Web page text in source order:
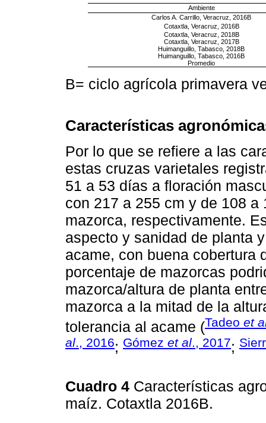
Ambiente
Carlos A. Carrillo, Veracruz, 2016B
Cotaxtla, Veracruz, 2016B
Cotaxtla, Veracruz, 2018B
Cotaxtla, Veracruz, 2017B
Huimanguillo, Tabasco, 2018B
Huimanguillo, Tabasco, 2016B
Promedio
B= ciclo agrícola primavera
Características
Por lo que se refiere a las
estas cruzas varietales
51 a 53 días a floración
con 217 a 255 cm y de 108
mazorca, respectivamente.
aspecto y sanidad de planta
acame, con buena cobertura
porcentaje de mazorcas
mazorca/altura de planta
mazorca a la mitad de la
tolerancia al acame (Tadeo et
al., 2016; Gómez et al., 2017;
Cuadro 4 Características
maíz. Cotaxtla 2016B.